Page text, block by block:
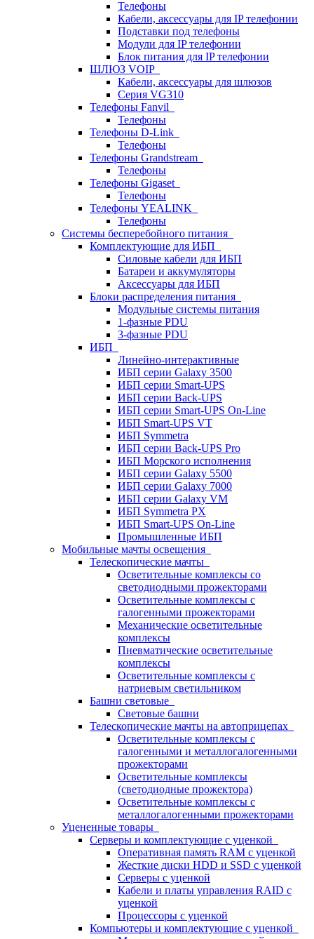
Телефоны
Кабели, аксессуары для IP телефонии
Подставки под телефоны
Модули для IP телефонии
Блок питания для IP телефонии
ШЛЮЗ VOIP
Кабели, аксессуары для шлюзов
Серия VG310
Телефоны Fanvil
Телефоны
Телефоны D-Link
Телефоны
Телефоны Grandstream
Телефоны
Телефоны Gigaset
Телефоны
Телефоны YEALINK
Телефоны
Системы бесперебойного питания
Комплектующие для ИБП
Силовые кабели для ИБП
Батареи и аккумуляторы
Аксессуары для ИБП
Блоки распределения питания
Модульные системы питания
1-фазные PDU
3-фазные PDU
ИБП
Линейно-интерактивные
ИБП серии Galaxy 3500
ИБП серии Smart-UPS
ИБП серии Back-UPS
ИБП серии Smart-UPS On-Line
ИБП Smart-UPS VT
ИБП Symmetra
ИБП серии Back-UPS Pro
ИБП Морского исполнения
ИБП серии Galaxy 5500
ИБП серии Galaxy 7000
ИБП серии Galaxy VM
ИБП Symmetra PX
ИБП Smart-UPS On-Line
Промышленные ИБП
Мобильные мачты освещения
Телескопические мачты
Осветительные комплексы со
светодиодными прожекторами
Осветительные комплексы с
галогенными прожекторами
Механические осветительные
комплексы
Пневматические осветительные
комплексы
Осветительные комплексы с
натриевым светильником
Башни световые
Световые башни
Телескопические мачты на автоприцепах
Осветительные комплексы с
галогенными и металлогалогенными
прожекторами
Осветительные комплексы
(светодиодные прожектора)
Осветительные комплексы с
металлогалогенными прожекторами
Уцененные товары
Серверы и комплектующие с уценкой
Оперативная память RAM с уценкой
Жесткие диски HDD и SSD с уценкой
Серверы с уценкой
Кабели и платы управления RAID с
уценкой
Процессоры с уценкой
Компьютеры и комплектующие с уценкой